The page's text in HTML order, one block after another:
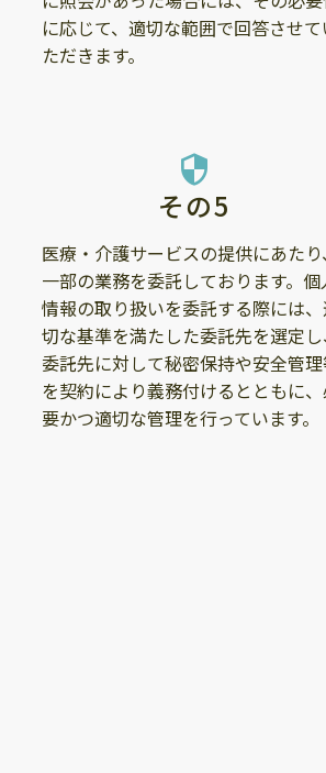
に応じて、適切な範囲で回答させて
ただきます。
security
その5
医療・介護サービスの提供にあたり
一部の業務を委託しております。個
情報の取り扱いを委託する際には
切な基準を満たした委託先を選定し
委託先に対して秘密保持や安全管
を契約により義務付けるとともに
要かつ適切な管理を行っています。